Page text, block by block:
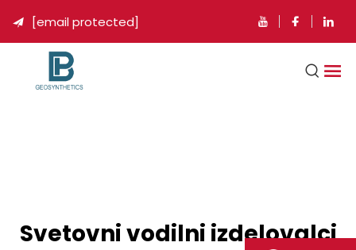
 [email protected]
Svetovni vodilni izdelovalci